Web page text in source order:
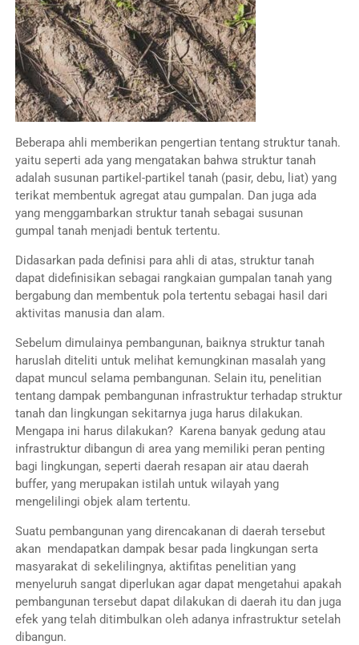
Beberapa ahli memberikan pengertian tentang struktur tanah.
yaitu seperti ada yang mengatakan bahwa struktur tanah
adalah susunan partikel-partikel tanah (pasir, debu, liat) yang
terikat membentuk agregat atau gumpalan. Dan juga ada
yang menggambarkan struktur tanah sebagai susunan
gumpal tanah menjadi bentuk tertentu.
Didasarkan pada definisi para ahli di atas, struktur tanah
dapat didefinisikan sebagai rangkaian gumpalan tanah yang
bergabung dan membentuk pola tertentu sebagai hasil dari
aktivitas manusia dan alam.
Sebelum dimulainya pembangunan, baiknya struktur tanah
haruslah diteliti untuk melihat kemungkinan masalah yang
dapat muncul selama pembangunan. Selain itu, penelitian
tentang dampak pembangunan infrastruktur terhadap struktur
tanah dan lingkungan sekitarnya juga harus dilakukan.
Mengapa ini harus dilakukan? Karena banyak gedung atau
infrastruktur dibangun di area yang memiliki peran penting
bagi lingkungan, seperti daerah resapan air atau daerah
buffer, yang merupakan istilah untuk wilayah yang
mengelilingi objek alam tertentu.
Suatu pembangunan yang direncakanan di daerah tersebut
akan mendapatkan dampak besar pada lingkungan serta
masyarakat di sekelilingnya, aktifitas penelitian yang
menyeluruh sangat diperlukan agar dapat mengetahui apakah
pembangunan tersebut dapat dilakukan di daerah itu dan juga
efek yang telah ditimbulkan oleh adanya infrastruktur setelah
dibangun.